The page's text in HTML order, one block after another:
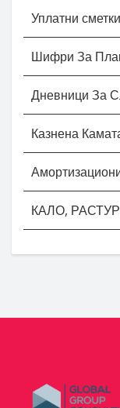
Уплатни сметки
Шифри За
Дневници За
Казнена
КАЛО,